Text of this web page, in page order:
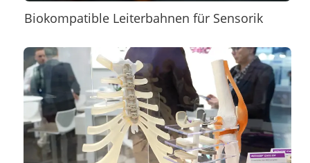
Biokompatible Leiterbahnen für Sensorik